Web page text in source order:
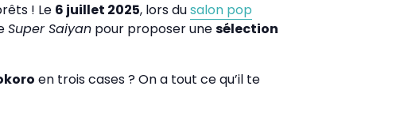
! Le 6 juillet 2025, lors dusalon pop
Super Saiyan pour proposer unesélection
en trois cases ? On a tout ce qu’il te